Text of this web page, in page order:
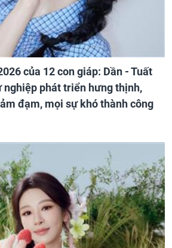
của 12 con giáp: Dần - Tuất
nghiệp phát triển hưng thịnh,
đạm, mọi sự khó thành công